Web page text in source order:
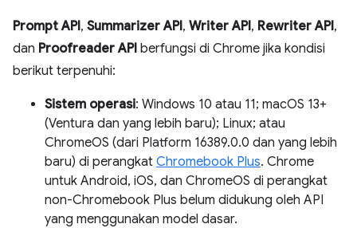
Prompt API, Summarizer API, Writer API, Rewriter API,
dan Proofreader API berfungsi di Chrome jika kondisi
berikut terpenuhi:
Sistem operasi: Windows 10 atau 11; macOS 13+
(Ventura dan yang lebih baru); Linux; atau
ChromeOS (dari Platform 16389.0.0 dan yang lebih
baru) di perangkat Chromebook Plus. Chrome
untuk Android, iOS, dan ChromeOS di perangkat
non-Chromebook Plus belum didukung oleh API
yang menggunakan model dasar.